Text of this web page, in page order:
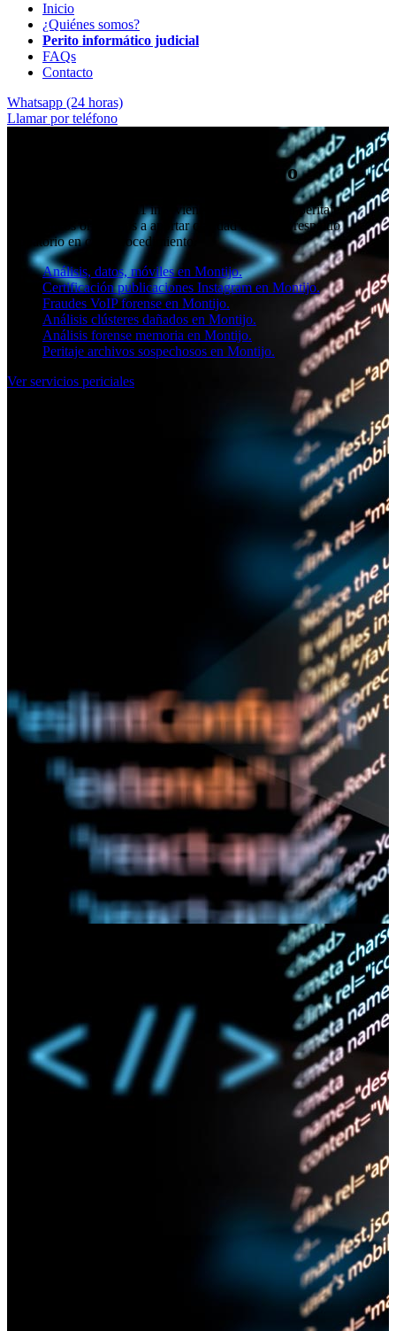
Inicio
¿Quiénes somos?
Perito informático judicial
FAQs
Contacto
Whatsapp (24 horas)
Llamar por teléfono
Peritaje informático en Montijo
El equipo de SOCIAL11 interviene en Badajoz con peritajes
informáticos orientados a aportar claridad técnica y respaldo
probatorio en cada procedimiento.
Análisis, datos, móviles en Montijo.
Certificación publicaciones Instagram en Montijo.
Fraudes VoIP forense en Montijo.
Análisis clústeres dañados en Montijo.
Análisis forense memoria en Montijo.
Peritaje archivos sospechosos en Montijo.
Ver servicios periciales